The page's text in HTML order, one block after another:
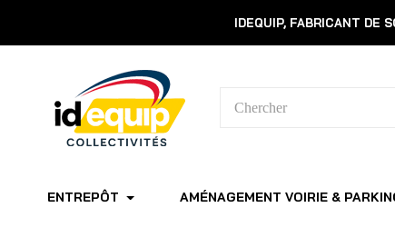
IDEQUIP, FABRICANT DE
ENTREPÔT AMÉNAGEMENT VOIRIE &